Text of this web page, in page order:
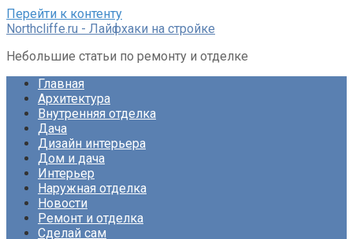
Перейти к контенту
Northcliffe.ru - Лайфхаки на стройке
Небольшие статьи по ремонту и отделке
Главная
Архитектура
Внутренняя отделка
Дача
Дизайн интерьера
Дом и дача
Интерьер
Наружная отделка
Новости
Ремонт и отделка
Сделай сам